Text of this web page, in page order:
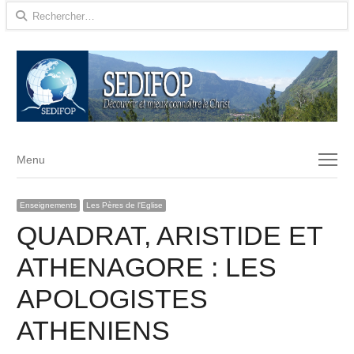
Rechercher :
Menu
Menu
Enseignements Les Pères de l'Eglise
QUADRAT, ARISTIDE ET
ATHENAGORE : LES
APOLOGISTES
ATHENIENS